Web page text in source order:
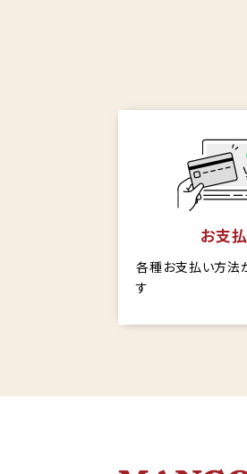
お支
各種お支払い方法
す